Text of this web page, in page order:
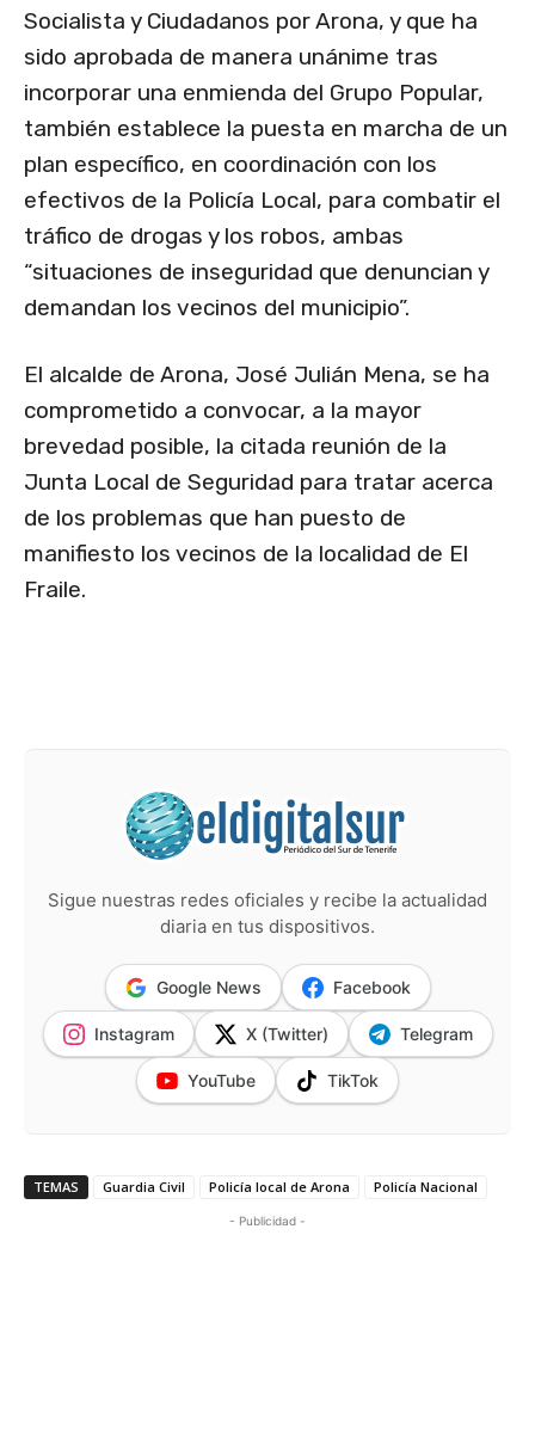
Socialista y Ciudadanos por Arona, y que ha
sido aprobada de manera unánime tras
incorporar una enmienda del Grupo Popular,
también establece la puesta en marcha de un
plan específico, en coordinación con los
efectivos de la Policía Local, para combatir el
tráfico de drogas y los robos, ambas
“situaciones de inseguridad que denuncian y
demandan los vecinos del municipio”.
El alcalde de Arona, José Julián Mena, se ha
comprometido a convocar, a la mayor
brevedad posible, la citada reunión de la
Junta Local de Seguridad para tratar acerca
de los problemas que han puesto de
manifiesto los vecinos de la localidad de El
Fraile.
Sigue nuestras redes oficiales y recibe la actualidad
diaria en tus dispositivos.
Google News Facebook
Instagram X (Twitter) Telegram
YouTube TikTok
TEMAS Guardia Civil Policía local de Arona Policía Nacional
- Publicidad -